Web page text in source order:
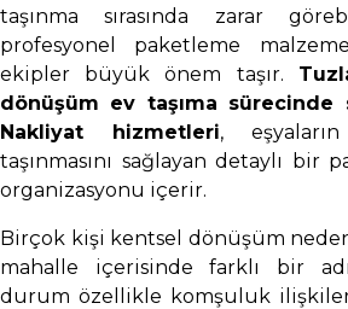
taşınma sırasında zarar
profesyonel paketleme
ekipler büyük önem taşır.
dönüşüm ev taşıma sürecinde
Nakliyat hizmetleri,
taşınmasını sağlayan detaylı bir
organizasyonu içerir.
Birçok kişi kentsel dönüşüm
mahalle içerisinde farklı bir
durum özellikle komşuluk